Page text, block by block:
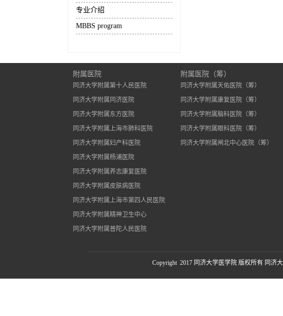
专业介绍
MBBS program
附属医院
同济大学附属第十人民医院
同济大学附属同济医院
同济大学附属东方医院
同济大学附属上海市肺科医院
同济大学附属妇产科医院
同济大学附属杨浦医院
同济大学附属养志康复医院
同济大学附属皮肤病医院
同济大学附属上海市第四人民医院
同济大学附属精神卫生中心
同济大学附属普陀人民医院
附属医院（筹）
同济大学附属天佑医院（筹）
同济大学附属康复医院（筹）
同济大学附属脑科医院（筹）
同济大学附属眼科医院（筹）
同济大学附属闸北中心医院（筹）
Copyright 2017 同济大学医学院 版权所有 同济